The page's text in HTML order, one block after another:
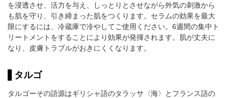
を浸透させ、活力を与え、しっとりとさせながら外気の刺激から
も肌を守り、引き締まった肌をつくります。セラムの効果を最大
限にするには、冷蔵庫で冷やしてご使用ください。6週間の集中ト
リートメントをすることにより効果が発揮されます。肌が丈夫に
なり、皮膚トラブルがおきにくくなります。
タルゴ
タルゴーその語源はギリシャ語のタラッサ〈海〉とフランス語の